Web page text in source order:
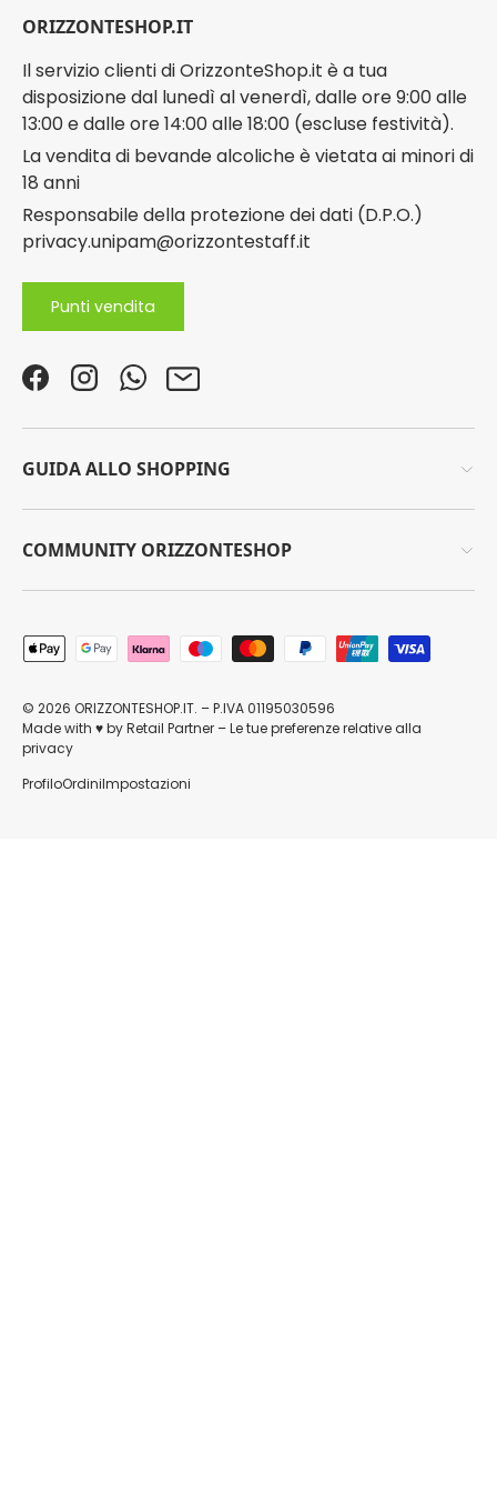
ORIZZONTESHOP.IT
Il servizio clienti di OrizzonteShop.it è a tua
disposizione dal lunedì al venerdì, dalle ore 9:00 alle
13:00 e dalle ore 14:00 alle 18:00 (escluse festività).
La vendita di bevande alcoliche è vietata ai minori di
18 anni
Responsabile della protezione dei dati (D.P.O.)
privacy.unipam@orizzontestaff.it
Punti vendita
FacebookInstagramWhatsApp
Email
GUIDA ALLO SHOPPING
COMMUNITY ORIZZONTESHOP
Metodi di pagamento accettati
© 2026 ORIZZONTESHOP.IT. – P.IVA 01195030596
Made with ♥ byRetail Partner –Le tue preferenze relative alla
privacy
ProfiloOrdiniImpostazioni